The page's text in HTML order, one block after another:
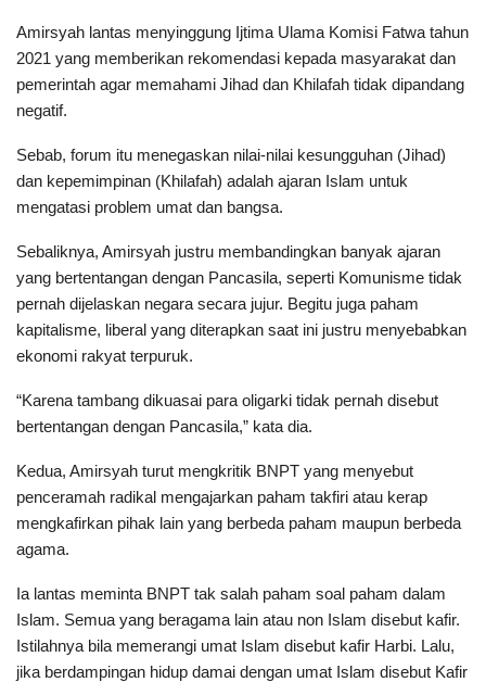
Amirsyah lantas menyinggung Ijtima Ulama Komisi Fatwa tahun
2021 yang memberikan rekomendasi kepada masyarakat dan
pemerintah agar memahami Jihad dan Khilafah tidak dipandang
negatif.
Sebab, forum itu menegaskan nilai-nilai kesungguhan (Jihad)
dan kepemimpinan (Khilafah) adalah ajaran Islam untuk
mengatasi problem umat dan bangsa.
Sebaliknya, Amirsyah justru membandingkan banyak ajaran
yang bertentangan dengan Pancasila, seperti Komunisme tidak
pernah dijelaskan negara secara jujur. Begitu juga paham
kapitalisme, liberal yang diterapkan saat ini justru menyebabkan
ekonomi rakyat terpuruk.
“Karena tambang dikuasai para oligarki tidak pernah disebut
bertentangan dengan Pancasila,” kata dia.
Kedua, Amirsyah turut mengkritik BNPT yang menyebut
penceramah radikal mengajarkan paham takfiri atau kerap
mengkafirkan pihak lain yang berbeda paham maupun berbeda
agama.
Ia lantas meminta BNPT tak salah paham soal paham dalam
Islam. Semua yang beragama lain atau non Islam disebut kafir.
Istilahnya bila memerangi umat Islam disebut kafir Harbi. Lalu,
jika berdampingan hidup damai dengan umat Islam disebut Kafir